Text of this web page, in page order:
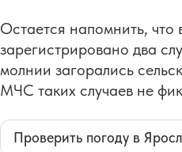
Остается напомнить, что
зарегистрировано два
молнии загорались
МЧС таких случаев не
Проверить погоду в